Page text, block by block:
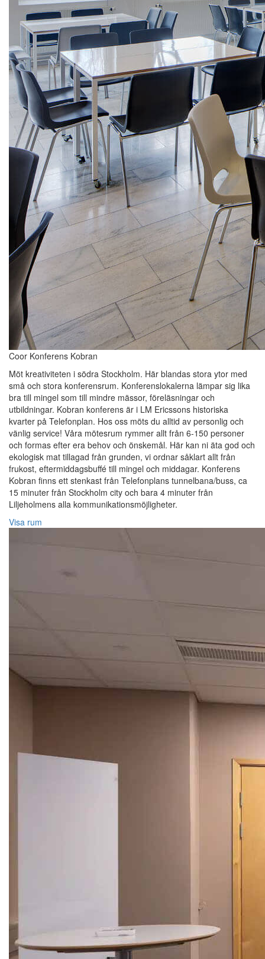
Coor Konferens Kobran
Möt kreativiteten i södra Stockholm. Här blandas stora ytor med
små och stora konferensrum. Konferenslokalerna lämpar sig lika
bra till mingel som till mindre mässor, föreläsningar och
utbildningar. Kobran konferens är i LM Ericssons historiska
kvarter på Telefonplan. Hos oss möts du alltid av personlig och
vänlig service! Våra mötesrum rymmer allt från 6-150 personer
och formas efter era behov och önskemål. Här kan ni äta god och
ekologisk mat tillagad från grunden, vi ordnar såklart allt från
frukost, eftermiddagsbuffé till mingel och middagar. Konferens
Kobran finns ett stenkast från Telefonplans tunnelbana/buss, ca
15 minuter från Stockholm city och bara 4 minuter från
Liljeholmens alla kommunikationsmöjligheter.
Visa rum